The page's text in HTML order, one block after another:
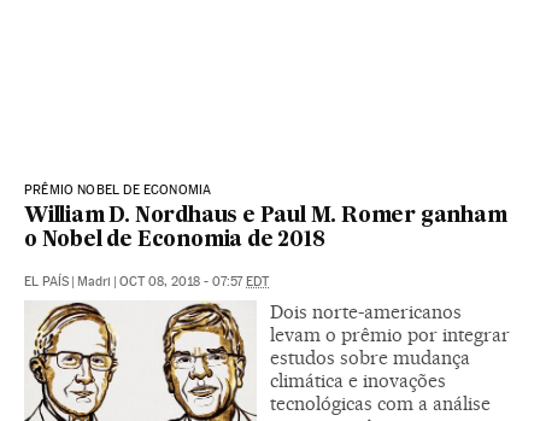
PRÊMIO NOBEL DE ECONOMIA
William D. Nordhaus e Paul M. Romer ganham
o Nobel de Economia de 2018
EL PAÍS | Madri | OCT 08, 2018 - 07:57EDT
Dois norte-americanos
levam o prêmio por integrar
estudos sobre mudança
climática e inovações
tecnológicas com a análise